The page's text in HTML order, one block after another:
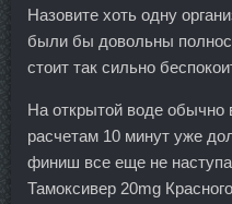
Назовите хоть одну
были бы довольны
стоит так сильно
На открытой воде обычно
расчетам 10 минут уже
финиш все еще не
Тамоксивер 20mg